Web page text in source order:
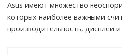
Asus имеют множество
которых наиболее важными
производительность, дисплеи и